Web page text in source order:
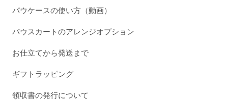
パウケースの使い方（動画）
パウスカートのアレンジオプション
お仕立てから発送まで
ギフトラッピング
領収書の発行について